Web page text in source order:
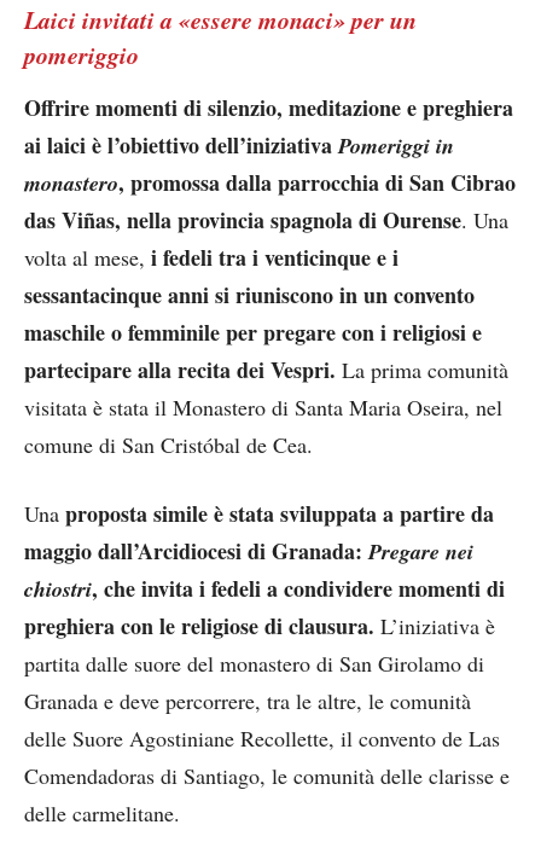
Laici invitati a «essere monaci» per un
pomeriggio
Offrire momenti di silenzio, meditazione e preghiera
ai laici è l’obiettivo dell’iniziativaPomeriggi in
monastero, promossa dalla parrocchia di San Cibrao
das Viñas, nella provincia spagnola di Ourense. Una
volta al mese, i fedeli tra i venticinque e i
sessantacinque anni si riuniscono in un convento
maschile o femminile per pregare con i religiosi e
partecipare alla recita dei Vespri. La prima comunità
visitata è stata il Monastero di Santa Maria Oseira, nel
comune di San Cristóbal de Cea.
Una proposta simile è stata sviluppata a partire da
maggio dall’Arcidiocesi di Granada:Pregare nei
chiostri, che invita i fedeli a condividere momenti di
preghiera con le religiose di clausura. L’iniziativa è
partita dalle suore del monastero di San Girolamo di
Granada e deve percorrere, tra le altre, le comunità
delle Suore Agostiniane Recollette, il convento de Las
Comendadoras di Santiago, le comunità delle clarisse e
delle carmelitane.